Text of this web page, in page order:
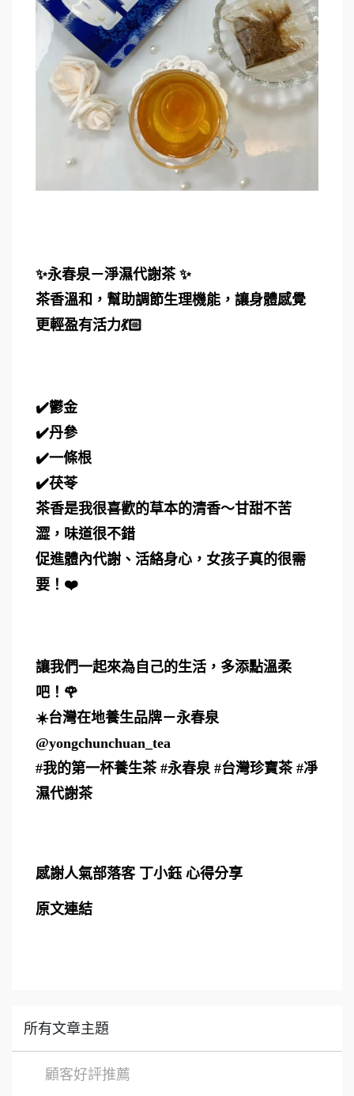
✨永春泉－淨濕代謝茶 ✨
茶香溫和，幫助調節生理機能，讓身體感覺
更輕盈有活力💃🏻
✔️鬱金
✔️丹參
✔️一條根
✔️茯苓
茶香是我很喜歡的草本的清香～甘甜不苦
澀，味道很不錯
促進體內代謝、活絡身心，女孩子真的很需
要！❤️
讓我們一起來為自己的生活，多添點溫柔
吧！🌹
☀️台灣在地養生品牌－永春泉
@yongchunchuan_tea
#我的第一杯養生茶 #永春泉 #台灣珍寶茶 #凈
濕代謝茶
感謝人氣部落客 丁小鈺 心得分享
原文連結
所有文章主題
顧客好評推薦